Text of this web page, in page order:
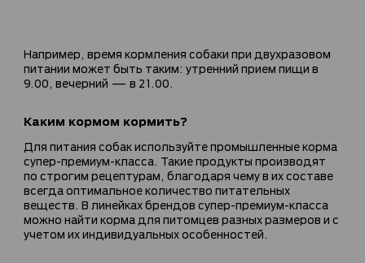
Например, время кормления собаки при двухразовом
питании может быть таким: утренний прием пищи в
9.00, вечерний — в 21.00.
Каким кормом кормить?
Для питания собак используйте промышленные корма
супер-премиум-класса. Такие продукты производят
по строгим рецептурам, благодаря чему в их составе
всегда оптимальное количество питательных
веществ. В линейках брендов супер-премиум-класса
можно найти корма для питомцев разных размеров и с
учетом их индивидуальных особенностей.